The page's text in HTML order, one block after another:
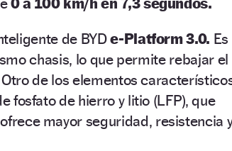
de BYDe-Platform 3.0. Es
chasis, lo que permite rebajar el
de los elementos
fosfato de hierro y litio (LFP), que
mayor seguridad, resistencia